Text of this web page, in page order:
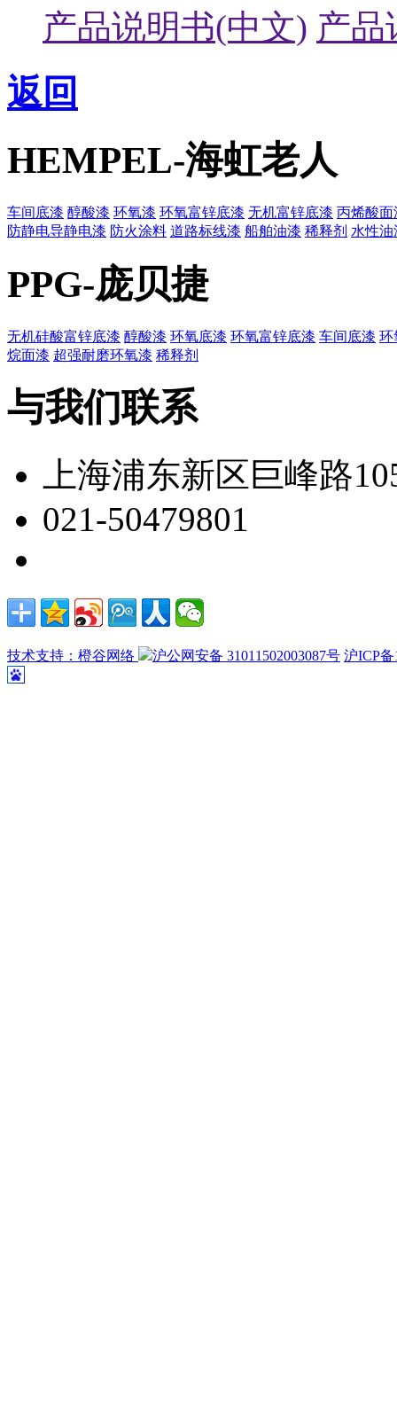
产品说明书(中文) 产品
返回
HEMPEL-海虹老人
车间底漆 醇酸漆 环氧漆 环氧富锌底漆 无机富锌底漆 丙烯酸面
防静电导静电漆 防火涂料 道路标线漆 船舶油漆 稀释剂 水性油
PPG-庞贝捷
无机硅酸富锌底漆 醇酸漆 环氧底漆 环氧富锌底漆 车间底漆 环
烷面漆 超强耐磨环氧漆 稀释剂
与我们联系
上海浦东新区巨峰路
021-50479801
技术支持：橙谷网络 沪公网安备 31011502003087号 沪ICP备